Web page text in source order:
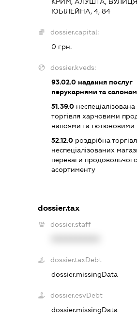
ЮБІЛЕЙНА, 4, 84
dossier.capital:
0 грн.
dossier.kveds:
93.02.0надання послуг
перукарнями та
51.39.0неспеціалізована
торгівля харчовими
напоями та тютюновими
52.12.0роздрібна
неспеціалізованих
переваги продовольчого
асортименту
dossier.tax
dossier.staff
dossier.taxDebt
dossier.missingData
dossier.esvDebt
dossier.missingData